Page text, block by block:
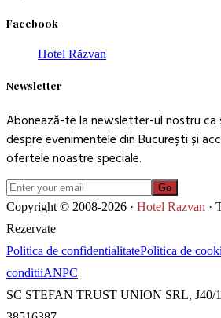
Facebook
Hotel Răzvan
Newsletter
Abonează-te la newsletter-ul nostru
despre evenimentele din București și
ofertele noastre speciale.
Go
Copyright © 2008-2026 · Hotel Razvan ·
Rezervate
Politica de confidentialitatePolitica de
conditiiANPC
SC STEFAN TRUST UNION SRL, J40/